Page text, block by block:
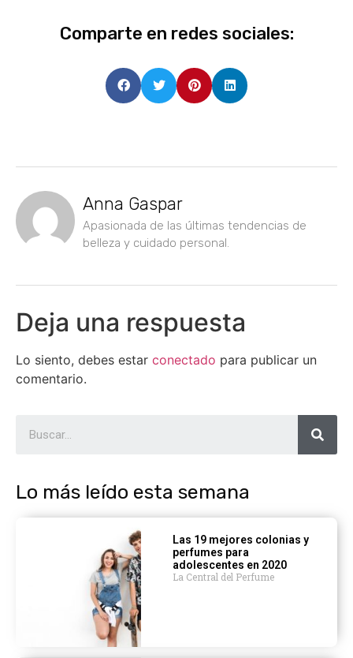
Comparte en redes sociales:
Anna Gaspar
Apasionada de las últimas tendencias de
belleza y cuidado personal.
Deja una respuesta
Lo siento, debes estar conectado para publicar un
comentario.
Lo más leído esta semana
Las 19 mejores colonias y
perfumes para
adolescentes en 2020
La Central del Perfume